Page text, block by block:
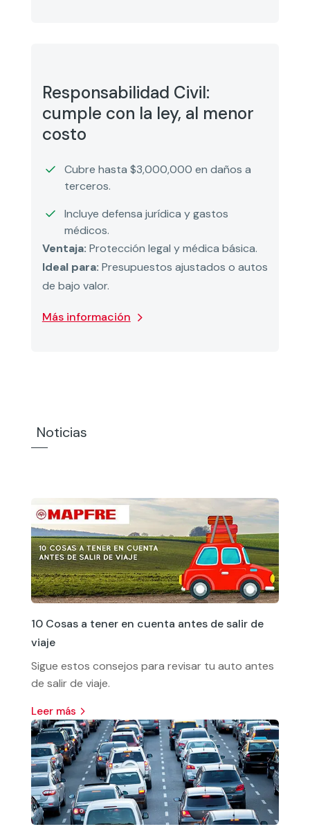
Responsabilidad Civil:
cumple con la ley, al menor
costo
Cubre hasta $3,000,000 en daños a
terceros.
Incluye defensa jurídica y gastos
médicos.
Ventaja: Protección legal y médica básica.
Ideal para: Presupuestos ajustados o autos
de bajo valor.
Más información
Noticias
10 Cosas a tener en cuenta antes de salir de
viaje
Sigue estos consejos para revisar tu auto antes
de salir de viaje.
leer más